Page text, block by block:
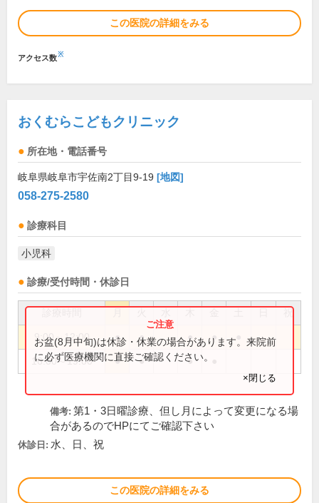
この医院の詳細をみる
アクセス数※
おくむらこどもクリニック
所在地・電話番号
岐阜県岐阜市宇佐南2丁目9-19 [地図]
058-275-2580
診療科目
小児科
診療/受付時間・休診日
祝
9:00～12:00 ● ● ● ●
16:00～19:00 ● ● ●
お盆(8月中旬)は休診・休業の場合があります。来院前
に必ず医療機関に直接ご確認ください。
×閉じる
備考: 第1・3日曜診療、但し月によって変更になる場
合があるのでHPにてご確認下さい
休診日: 水、日、祝
この医院の詳細をみる